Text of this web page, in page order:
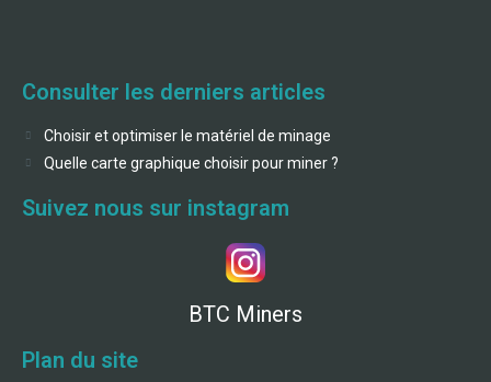
Consulter les derniers articles
Choisir et optimiser le matériel de minage
Quelle carte graphique choisir pour miner ?
Suivez nous sur instagram
BTC Miners
Plan du site